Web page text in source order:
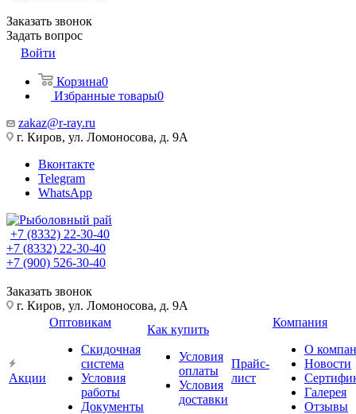
Заказать звонок
Задать вопрос
Войти
Корзина0
Избранные товары0
zakaz@r-ray.ru
г. Киров, ул. Ломоносова, д. 9А
Вконтакте
Telegram
WhatsApp
+7 (8332) 22-30-40
+7 (8332) 22-30-40
+7 (900) 526-30-40
Заказать звонок
г. Киров, ул. Ломоносова, д. 9А
Акции
Оптовикам
Скидочная
система
Условия
работы
Документы
Как купить
Условия
оплаты
Условия
доставки
Прайс-
лист
Компания
О
Новости
Галерея
Отзывы